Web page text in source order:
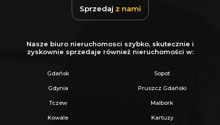
Sprzedaj z nami
Nasze biuro nieruchomosci szybko, skutecznie i
zyskownie sprzedaje również nieruchomości w:
Gdańsk Sopot
Gdynia Pruszcz Gdański
Tczew Malbork
Kowale Kartuzy